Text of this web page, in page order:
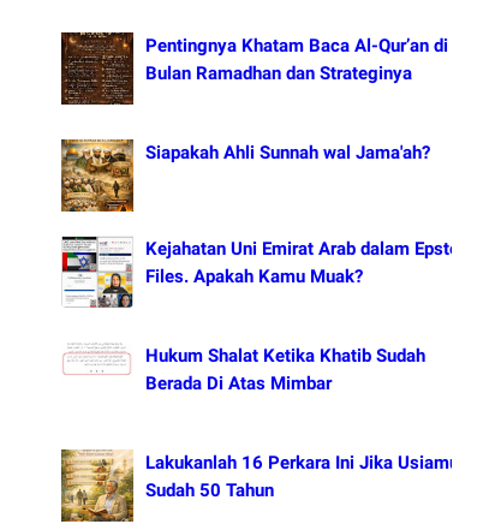
Pentingnya Khatam Baca Al-Qur’an di
Bulan Ramadhan dan Strateginya
Siapakah Ahli Sunnah wal Jama'ah?
Kejahatan Uni Emirat Arab dalam Epstein
Files. Apakah Kamu Muak?
Hukum Shalat Ketika Khatib Sudah
Berada Di Atas Mimbar
Lakukanlah 16 Perkara Ini Jika Usiamu
Sudah 50 Tahun